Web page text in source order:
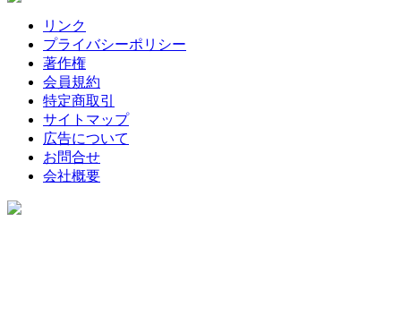
リンク
プライバシーポリシー
著作権
会員規約
特定商取引
サイトマップ
広告について
お問合せ
会社概要